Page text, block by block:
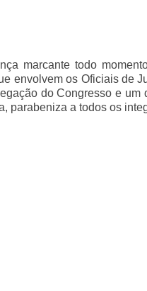
marcante todo
envolvem os Oficiais de
do Congresso e um
parabeniza a todos os